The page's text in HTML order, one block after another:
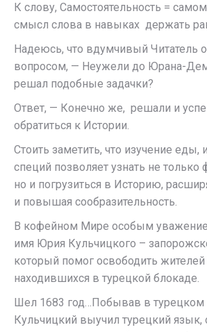
К слову, Самостоятельность =
смысл слова в навыках держать
Надеюсь, что вдумчивый Читатель
вопросом, — Неужели до Юрана-
решал подобные задачки?
Ответ, — Конечно же, решали и
обратиться к Истории.
Стоить заметить, что изучение еды,
специй позволяет узнать не
но и погрузиться в Историю,
и повышая сообразительность.
В кофейном Мире особым
имя Юрия Кульчицкого –
который помог освободить
находившихся в турецкой блокаде.
Шел 1683 год…Побывав в турецком
Кульчицкий выучил турецкий язык,